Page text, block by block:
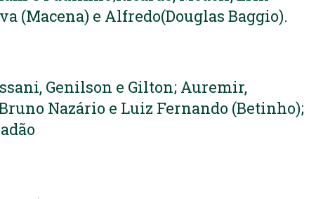
(Macena) e Alfredo(Douglas Baggio).
Genilson e Gilton; Auremir,
Nazário e Luiz Fernando (Betinho);